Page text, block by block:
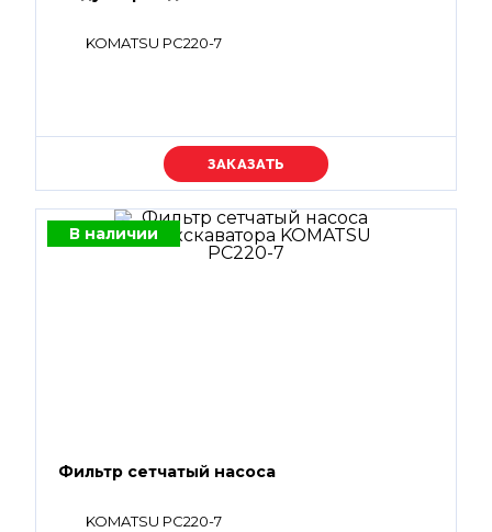
KOMATSU PC220-7
Уточняйте цену
В наличии
Фильтр сетчатый насоса
KOMATSU PC220-7